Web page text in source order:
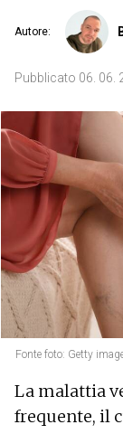
Autore:
Pubblicato 06. 06.
Fonte foto: Getty
La malattia
frequente, il